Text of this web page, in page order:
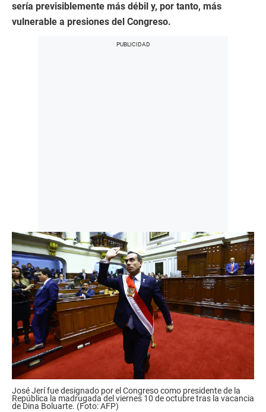
sería previsiblemente más débil y, por tanto, más
vulnerable a presiones del Congreso.
José Jerí fue designado por el Congreso como presidente de la
República la madrugada del viernes 10 de octubre tras la vacancia
de Dina Boluarte. (Foto: AFP)